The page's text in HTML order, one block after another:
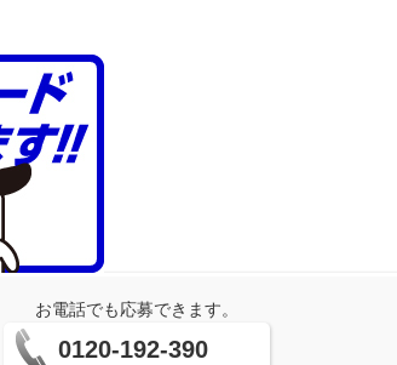
お電話でも応募できます。
0120-192-390